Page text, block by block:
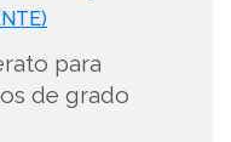
para
de grado